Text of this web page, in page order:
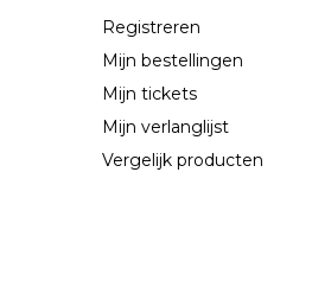
Registreren
Mijn bestellingen
Mijn tickets
Mijn verlanglijst
Vergelijk producten